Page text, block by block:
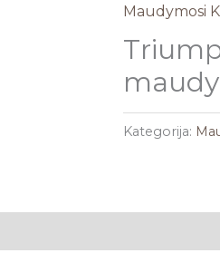
Maudymosi
Kategorija: